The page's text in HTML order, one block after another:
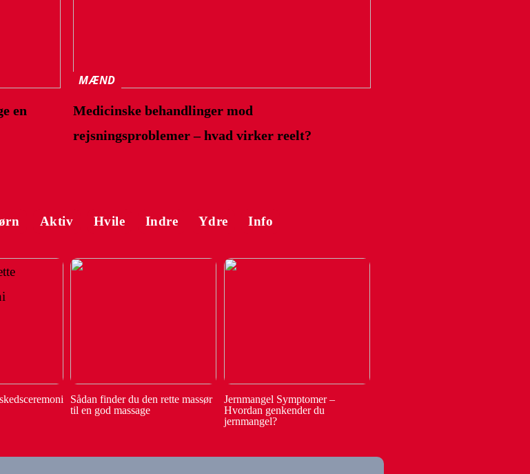
en
MÆND
Medicinske behandlinger mod
rejsningsproblemer – hvad virker reelt?
Aktiv Hvile Indre Ydre Info
Sådan finder du den rette massør
til en god massage
Jernmangel Symptomer –
Hvordan genkender du
jernmangel?